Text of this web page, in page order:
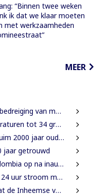
“Binnen twee weken
ik dat we klaar moeten
met werkzaamheden
MEER
van mobiele telefoon
tot 34 graden
oud ontdekt bij Sicilië
jaar getrouwd
van hardline president
afgelegen dorpen bereiken
volken er waren